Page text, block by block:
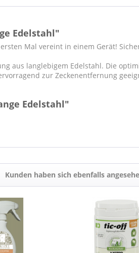
Edelstahl"
Mal vereint in einem Gerät!
aus langlebigem Edelstahl. Die
zur Zeckenentfernung
Edelstahl"
Kunden haben sich ebenfalls